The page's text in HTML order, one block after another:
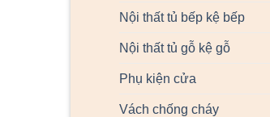
Nội thất tủ bếp kệ bếp
Nội thất tủ gỗ kệ gỗ
Phụ kiện cửa
Vách chống cháy